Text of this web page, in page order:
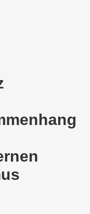
Bewegung am
und mit
Widerstands in
Frau ergreift
der Düsseldorfer
über NRW-weite
Up für die NRW-
am
04.06.2018 jeweils